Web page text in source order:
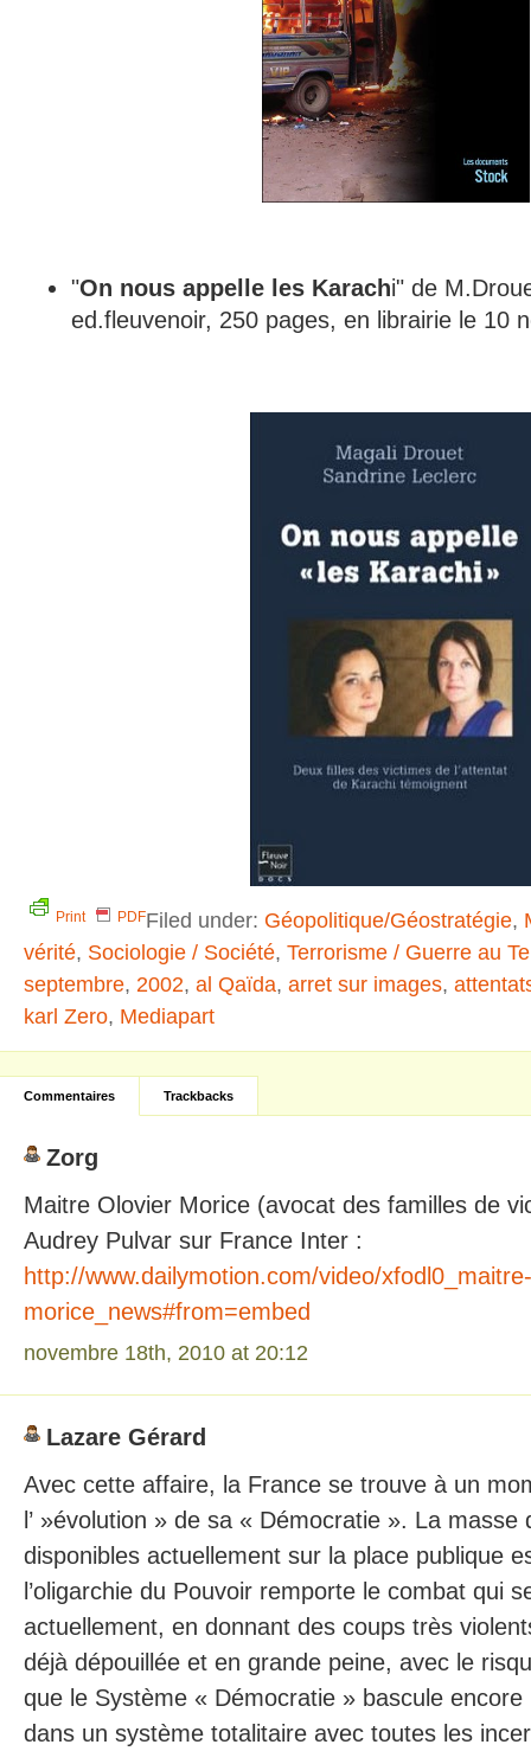
"On nous appelle les Karachi" de
ed.fleuvenoir, 250 pages, en librairie le 10
Print PDFFiled under: Géopolitique/Géostratégie,
vérité, Sociologie / Société, Terrorisme / Guerre au
septembre, 2002, al Qaïda, arret sur images,
karl Zero, Mediapart
Commentaires Trackbacks
Zorg
Maitre Olovier Morice (avocat des familles de
Audrey Pulvar sur France Inter :
http://www.dailymotion.com/video/
morice_news#from=embed
novembre 18th, 2010 at 20:12
Lazare Gérard
Avec cette affaire, la France se trouve à un
l’ »évolution » de sa « Démocratie ». La masse
disponibles actuellement sur la place publique
l’oligarchie du Pouvoir remporte le combat qui
actuellement, en donnant des coups très
déjà dépouillée et en grande peine, avec le
que le Système « Démocratie » bascule
dans un système totalitaire avec toutes les